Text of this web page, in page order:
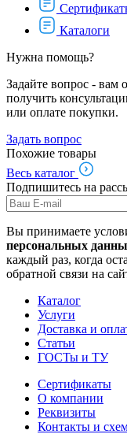
Каталоги
Нужна помощь?
Задайте вопрос - вам
получить
или оплате покупки.
Задать вопрос
Похожие товары
Весь каталог
Подпишитесь на
Вы принимаете
персональных
каждый раз, когда
обратной связи на
Каталог
Услуги
Доставка и
Статьи
ГОСТы и ТУ
Сертификаты
О компании
Реквизиты
Контакты и